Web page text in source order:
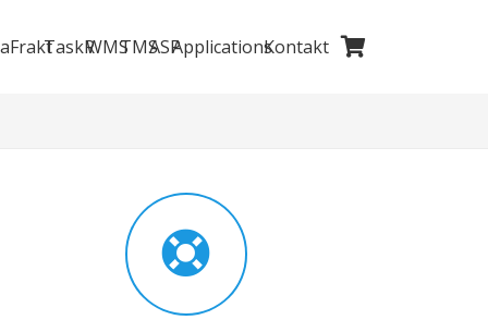
TaskRWMSTMSASPApplicationsKontakt